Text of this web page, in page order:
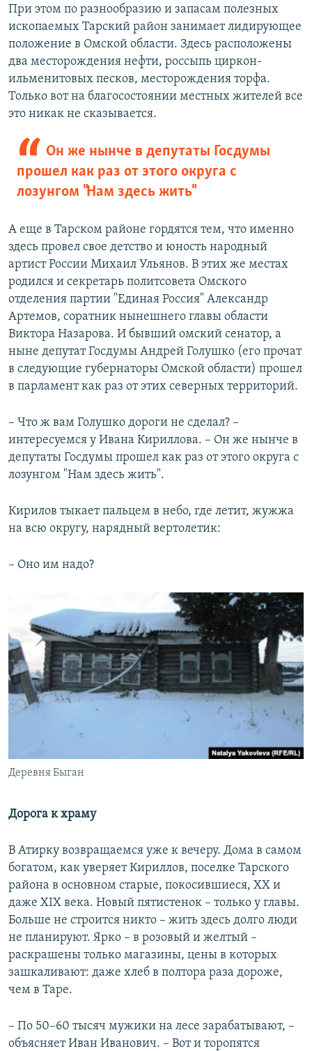
При этом по разнообразию и запасам полезных
ископаемых Тарский район занимает лидирующее
положение в Омской области. Здесь расположены
два месторождения нефти, россыпь циркон-
ильменитовых песков, месторождения торфа.
Только вот на благосостоянии местных жителей все
это никак не сказывается.
Он же нынче в депутаты Госдумы
прошел как раз от этого округа с
лозунгом "Нам здесь жить"
А еще в Тарском районе гордятся тем, что именно
здесь провел свое детство и юность народный
артист России Михаил Ульянов. В этих же местах
родился и секретарь политсовета Омского
отделения партии "Единая Россия" Александр
Артемов, соратник нынешнего главы области
Виктора Назарова. И бывший омский сенатор, а
ныне депутат Госдумы Андрей Голушко (его прочат
в следующие губернаторы Омской области) прошел
в парламент как раз от этих северных территорий.
– Что ж вам Голушко дороги не сделал? –
интересуемся у Ивана Кириллова. – Он же нынче в
депутаты Госдумы прошел как раз от этого округа с
лозунгом "Нам здесь жить".
Кирилов тыкает пальцем в небо, где летит, жужжа
на всю округу, нарядный вертолетик:
– Оно им надо?
Деревня Быган
Дорога к храму
В Атирку возвращаемся уже к вечеру. Дома в самом
богатом, как уверяет Кириллов, поселке Тарского
района в основном старые, покосившиеся, XX и
даже XIX века. Новый пятистенок – только у главы.
Больше не строится никто – жить здесь долго люди
не планируют. Ярко – в розовый и желтый –
раскрашены только магазины, цены в которых
зашкаливают: даже хлеб в полтора раза дороже,
чем в Таре.
– По 50–60 тысяч мужики на лесе зарабатывают, –
объясняет Иван Иванович. – Вот и торопятся